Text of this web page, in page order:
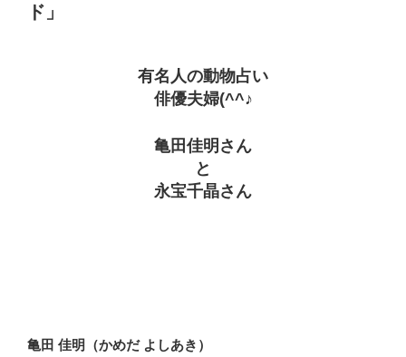
ド」
有名人の動物占い
俳優夫婦(^^♪
亀田佳明さん
と
永宝千晶さん
亀田 佳明（かめだ よしあき）